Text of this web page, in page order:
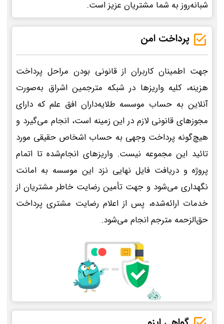
شبانه‌روز به شما مشتریان عزیز است.
پرداخت امن
جهت اطمینان کاربران از قانونی بودن مراحل پرداخت
هزینه، کلیه واریزها در شبکه مترجمین اشراق به‌صورت
آنلاین به حساب موسسه طلایه‌داران افق علم که دارای
مجوزهای قانونی لازم در این زمینه است، انجام می‌گیرد و
هیچ‌گونه پرداخت وجهی به حساب اشخاص حقیقی مورد
تائید این مجموعه نیست. واریزهای انجام‌شده تا اتمام
پروژه و دریافت فایل نهایی نزد این موسسه به امانت
نگهداری می‌شود و جهت تأمین رضایت خاطر مشتریان از
خدمات ارائه‌شده، پس از اعلام رضایت مشتری پرداخت
حق‌الزحمه مترجم انجام می‌شود.